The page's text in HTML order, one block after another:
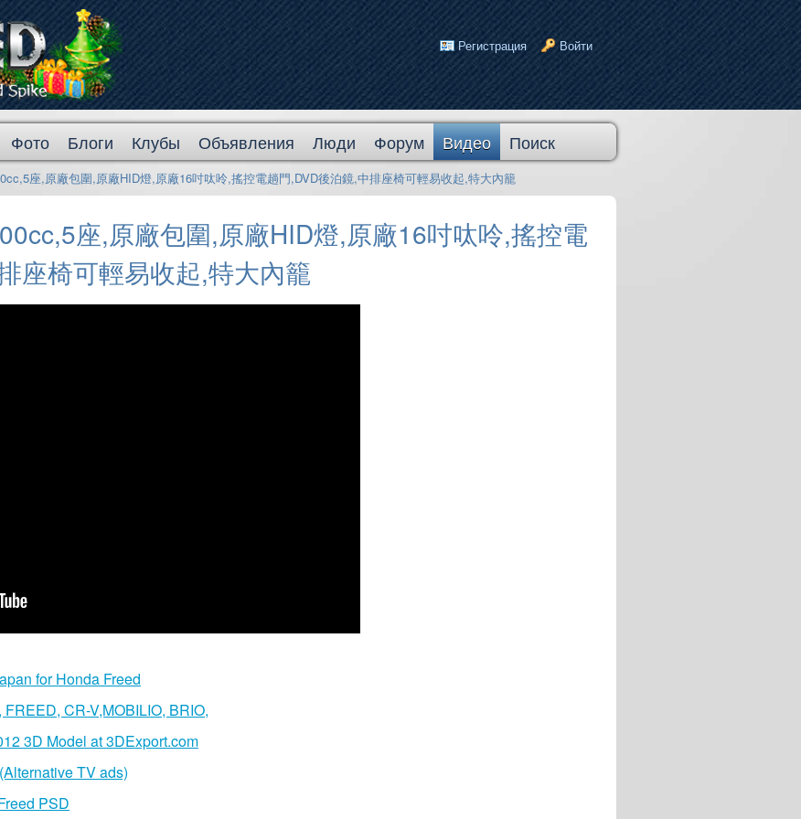
Регистрация Войти
Фото Блоги Клубы Объявления Люди Форум Видео Поиск
座,原廠包圍,原廠HID燈,原廠16吋呔呤,搖控電趟門,DVD後泊鏡,中排座椅可輕易收起,特大內籠
座,原廠包圍,原廠HID燈,原廠16吋呔呤,搖控電
座椅可輕易收起,特大內籠
for Honda Freed
CR-V,MOBILIO, BRIO,
3D Model at 3DExport.com
TV ads)
PSD